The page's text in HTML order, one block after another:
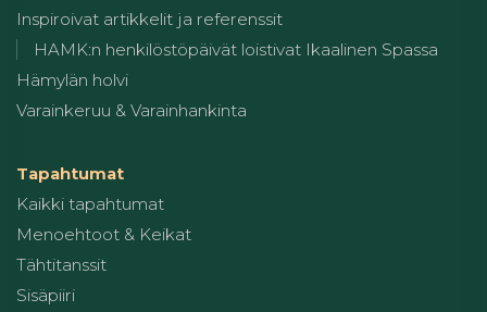
Inspiroivat artikkelit ja referenssit
HAMK:n henkilöstöpäivät loistivat Ikaalinen Spassa
Hämylän holvi
Varainkeruu & Varainhankinta
Tapahtumat
Kaikki tapahtumat
Menoehtoot & Keikat
Tähtitanssit
Sisäpiiri